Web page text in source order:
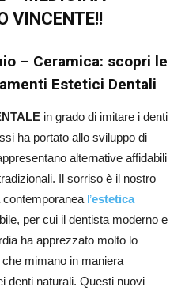
VINCENTE!!
– Ceramica: scopri le
Estetici Dentali
in grado di imitare i denti
ha portato allo sviluppo di
alternative affidabili
Il sorriso è il nostro
contemporanea l’estetica
per cui il dentista moderno e
ha apprezzato molto lo
mimano in maniera
denti naturali. Questi nuovi